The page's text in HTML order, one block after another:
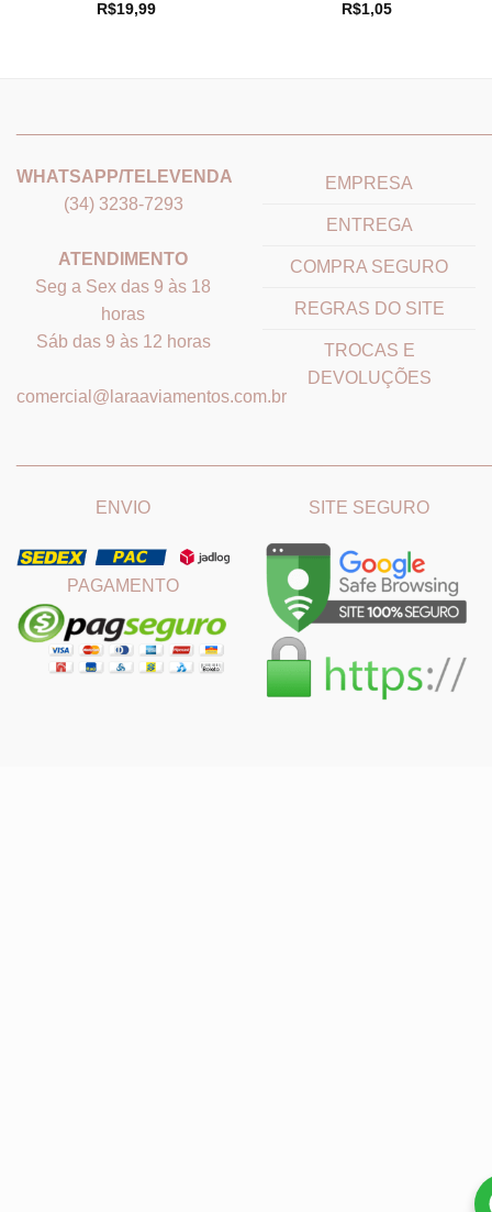
R$19,99
R$1,05
WHATSAPP/TELEVENDA
(34) 3238-7293
ATENDIMENTO
Seg a Sex das 9 às 18
horas
Sáb das 9 às 12 horas
comercial@laraaviamentos.com.br
EMPRESA
ENTREGA
COMPRA SEGURO
REGRAS DO SITE
TROCAS E
DEVOLUÇÕES
ENVIO
PAGAMENTO
SITE SEGURO